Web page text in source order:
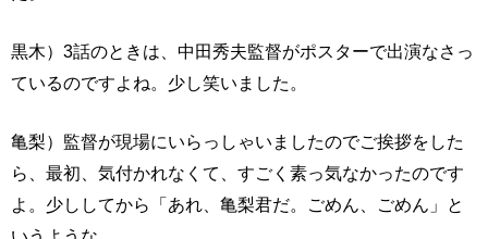
黒木）3話のときは、中田秀夫監督がポスターで出演なさっ
ているのですよね。少し笑いました。
亀梨）監督が現場にいらっしゃいましたのでご挨拶をした
ら、最初、気付かれなくて、すごく素っ気なかったのです
よ。少ししてから「あれ、亀梨君だ。ごめん、ごめん」と